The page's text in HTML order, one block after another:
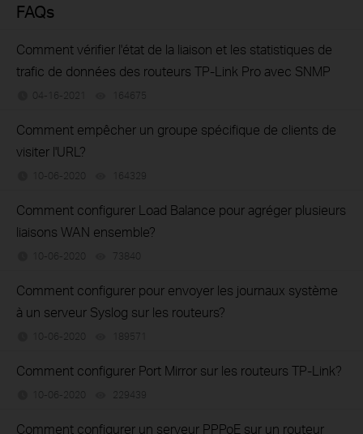
FAQs
Comment vérifier l'état de la liaison et les statistiques de
trafic de données des routeurs TP-Link Pro avec SNMP
04-16-2021 164675
Comment empêcher un groupe spécifique de clients de
visiter l'URL?
10-06-2020 164329
Comment configurer Load Balance pour agréger plusieurs
liaisons WAN ensemble?
10-06-2020 73840
Comment configurer pour envoyer les journaux système
à un serveur Syslog sur les routeurs?
10-06-2020 189571
Comment configurer Port Mirror sur les routeurs TP-Link?
10-06-2020 229439
Comment configurer un serveur PPPoE sur un routeur